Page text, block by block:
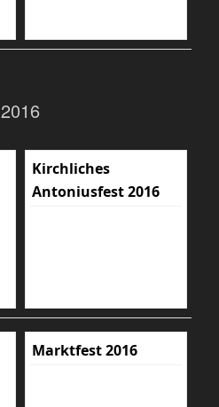
2016
Kirchliches
Antoniusfest 2016
Marktfest 2016